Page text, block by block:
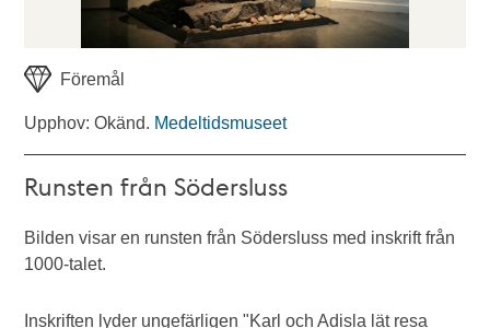
Föremål
Upphov: Okänd. Medeltidsmuseet
Runsten från Södersluss
Bilden visar en runsten från Södersluss med inskrift från
1000-talet.
Inskriften lyder ungefärligen "Karl och Adisla lät resa